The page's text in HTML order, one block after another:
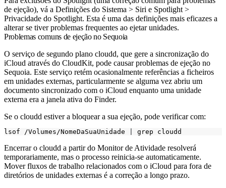
de ejeção), vá a Definições do Sistema > Siri e Spotlight >
Privacidade do Spotlight. Esta é uma das definições mais eficazes a
alterar se tiver problemas frequentes ao ejetar unidades.
Problemas comuns de ejeção no Sequoia
O serviço de segundo plano cloudd, que gere a sincronização do
iCloud através do CloudKit, pode causar problemas de ejeção no
Sequoia. Este serviço retém ocasionalmente referências a ficheiros
em unidades externas, particularmente se alguma vez abriu um
documento sincronizado com o iCloud enquanto uma unidade
externa era a janela ativa do Finder.
Se o cloudd estiver a bloquear a sua ejeção, pode verificar com:
lsof /Volumes/NomeDaSuaUnidade
Encerrar o cloudd a partir do Monitor de Atividade resolverá
temporariamente, mas o processo reinicia-se automaticamente.
Mover fluxos de trabalho relacionados com o iCloud para fora de
diretórios de unidades externas é a correção a longo prazo.